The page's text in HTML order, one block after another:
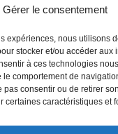
Gérer le consentement
expériences, nous utilisons
stocker et/ou accéder aux
à ces technologies
comportement de
pas consentir ou de retirer
certaines caractéristiques et